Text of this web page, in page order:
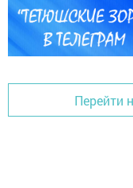
Перейти